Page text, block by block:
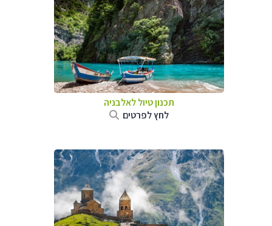
תכנון טיול לאלבניה
לחץ לפרטים